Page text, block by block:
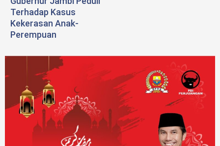
Terhadap Kasus
Kekerasan Anak-
Perempuan